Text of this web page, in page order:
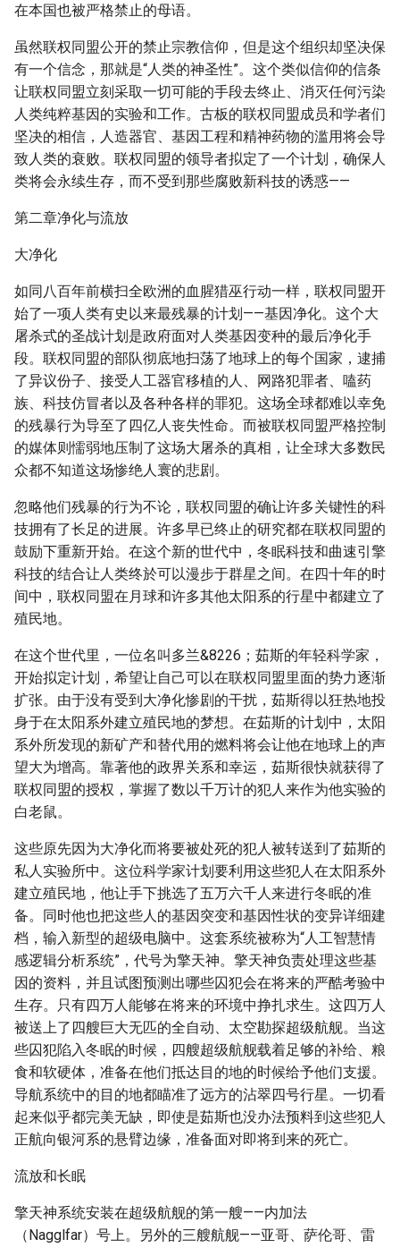
在本国也被严格禁止的母语。
虽然联权同盟公开的禁止宗教信仰，但是这个组织却坚决保
有一个信念，那就是“人类的神圣性”。这个类似信仰的信条
让联权同盟立刻采取一切可能的手段去终止、消灭任何污染
人类纯粹基因的实验和工作。古板的联权同盟成员和学者们
坚决的相信，人造器官、基因工程和精神药物的滥用将会导
致人类的衰败。联权同盟的领导者拟定了一个计划，确保人
类将会永续生存，而不受到那些腐败新科技的诱惑——
第二章净化与流放
大净化
如同八百年前横扫全欧洲的血腥猎巫行动一样，联权同盟开
始了一项人类有史以来最残暴的计划——基因净化。这个大
屠杀式的圣战计划是政府面对人类基因变种的最后净化手
段。联权同盟的部队彻底地扫荡了地球上的每个国家，逮捕
了异议份子、接受人工器官移植的人、网路犯罪者、嗑药
族、科技仿冒者以及各种各样的罪犯。这场全球都难以幸免
的残暴行为导至了四亿人丧失性命。而被联权同盟严格控制
的媒体则懦弱地压制了这场大屠杀的真相，让全球大多数民
众都不知道这场惨绝人寰的悲剧。
忽略他们残暴的行为不论，联权同盟的确让许多关键性的科
技拥有了长足的进展。许多早已终止的研究都在联权同盟的
鼓励下重新开始。在这个新的世代中，冬眠科技和曲速引擎
科技的结合让人类终於可以漫步于群星之间。在四十年的时
间中，联权同盟在月球和许多其他太阳系的行星中都建立了
殖民地。
在这个世代里，一位名叫多兰&8226；茹斯的年轻科学家，
开始拟定计划，希望让自己可以在联权同盟里面的势力逐渐
扩张。由于没有受到大净化惨剧的干扰，茹斯得以狂热地投
身于在太阳系外建立殖民地的梦想。在茹斯的计划中，太阳
系外所发现的新矿产和替代用的燃料将会让他在地球上的声
望大为增高。靠著他的政界关系和幸运，茹斯很快就获得了
联权同盟的授权，掌握了数以千万计的犯人来作为他实验的
白老鼠。
这些原先因为大净化而将要被处死的犯人被转送到了茹斯的
私人实验所中。这位科学家计划要利用这些犯人在太阳系外
建立殖民地，他让手下挑选了五万六千人来进行冬眠的准
备。同时他也把这些人的基因突变和基因性状的变异详细建
档，输入新型的超级电脑中。这套系统被称为“人工智慧情
感逻辑分析系统”，代号为擎天神。擎天神负责处理这些基
因的资料，并且试图预测出哪些囚犯会在将来的严酷考验中
生存。只有四万人能够在将来的环境中挣扎求生。这四万人
被送上了四艘巨大无匹的全自动、太空勘探超级航舰。当这
些囚犯陷入冬眠的时候，四艘超级航舰载着足够的补给、粮
食和软硬体，准备在他们抵达目的地的时候给予他们支援。
导航系统中的目的地都瞄准了远方的沾翠四号行星。一切看
起来似乎都完美无缺，即使是茹斯也没办法预料到这些犯人
正航向银河系的悬臂边缘，准备面对即将到来的死亡。
流放和长眠
擎天神系统安装在超级航舰的第一艘——内加法
（Nagglfar）号上。另外的三艘航舰——亚哥、萨伦哥、雷